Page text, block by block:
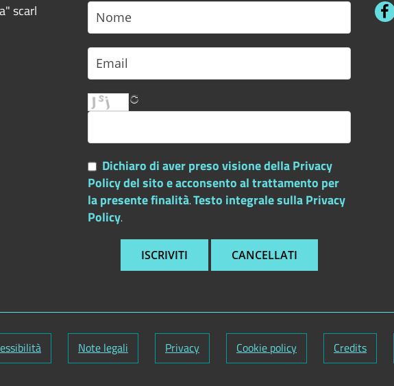
scarl
Dichiaro di aver preso visione della Privacy
Policy del sito e acconsento al trattamento per
la presente finalità.Testo integrale sulla Privacy
Policy.
Note legali Privacy Cookie policy Credits